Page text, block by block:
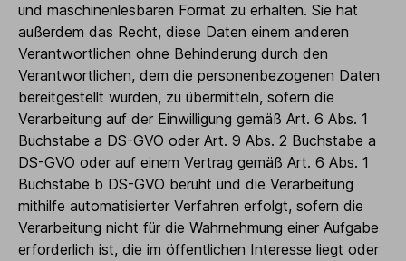
und maschinenlesbaren Format zu erhalten. Sie hat
außerdem das Recht, diese Daten einem anderen
Verantwortlichen ohne Behinderung durch den
Verantwortlichen, dem die personenbezogenen Daten
bereitgestellt wurden, zu übermitteln, sofern die
Verarbeitung auf der Einwilligung gemäß Art. 6 Abs. 1
Buchstabe a DS-GVO oder Art. 9 Abs. 2 Buchstabe a
DS-GVO oder auf einem Vertrag gemäß Art. 6 Abs. 1
Buchstabe b DS-GVO beruht und die Verarbeitung
mithilfe automatisierter Verfahren erfolgt, sofern die
Verarbeitung nicht für die Wahrnehmung einer Aufgabe
erforderlich ist, die im öffentlichen Interesse liegt oder